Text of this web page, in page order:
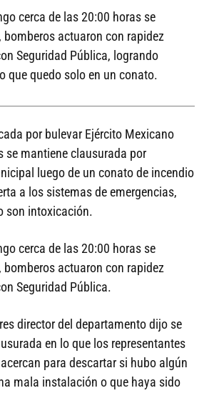
cerca de las 20:00 horas se
bomberos actuaron con rapidez
Seguridad Pública, logrando
que quedo solo en un conato.
por bulevar Ejército Mexicano
se mantiene clausurada por
luego de un conato de incendio
a los sistemas de emergencias,
son intoxicación.
cerca de las 20:00 horas se
bomberos actuaron con rapidez
Seguridad Pública.
director del departamento dijo se
en lo que los representantes
para descartar si hubo algún
mala instalación o que haya sido